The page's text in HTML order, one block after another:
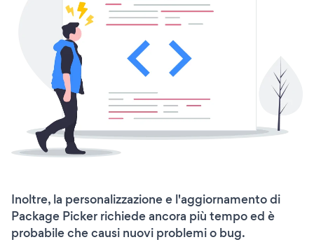
Inoltre, la personalizzazione e l'aggiornamento di
Package Picker richiede ancora più tempo ed è
probabile che causi nuovi problemi o bug.